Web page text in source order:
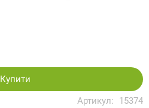
Артикул:
15374
Купити